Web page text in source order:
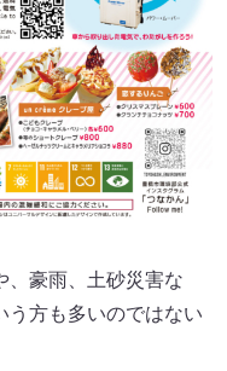
、豪雨、土砂災害な
方も多いのではない